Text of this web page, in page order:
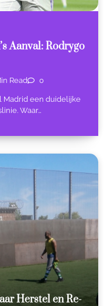
Aanval: Rodrygo
Read 0
Madrid een duidelijke
Waar…
Herstel en Re-